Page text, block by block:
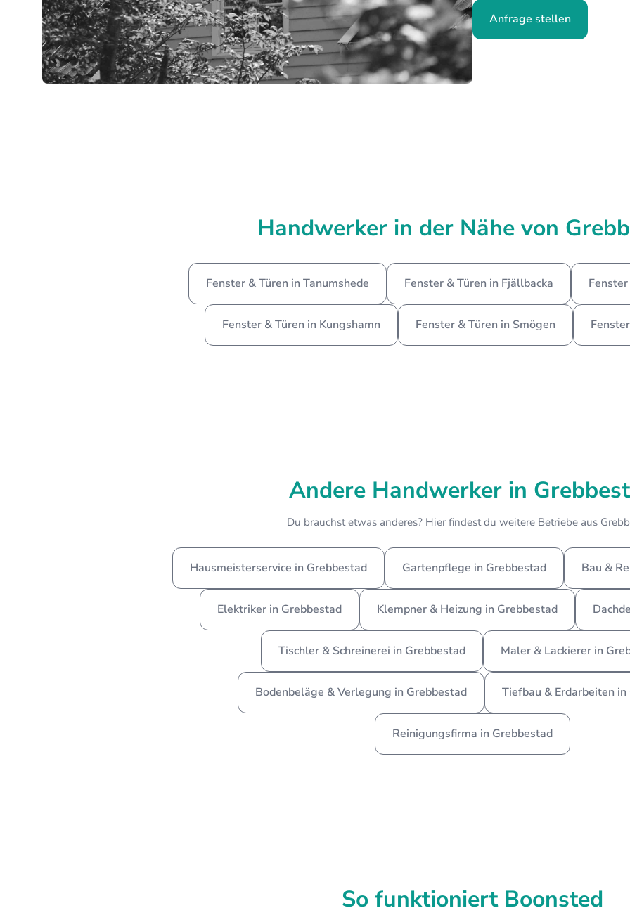
Anfrage stellen
Handwerker in der Nähe von
Fenster & Türen in Tanumshede Fenster & Türen in Fjällbacka
Fenster & Türen in Kungshamn Fenster & Türen in Smögen
Andere Handwerker in
Du brauchst etwas anderes? Hier findest du weitere Betriebe aus
Hausmeisterservice in Grebbestad Gartenpflege in Grebbestad Bau &
Elektriker in Grebbestad Klempner & Heizung in Grebbestad
Tischler & Schreinerei in Grebbestad Maler & Lackierer in
Bodenbeläge & Verlegung in Grebbestad Tiefbau & Erdarbeiten
Reinigungsfirma in Grebbestad
So funktioniert Boonsted